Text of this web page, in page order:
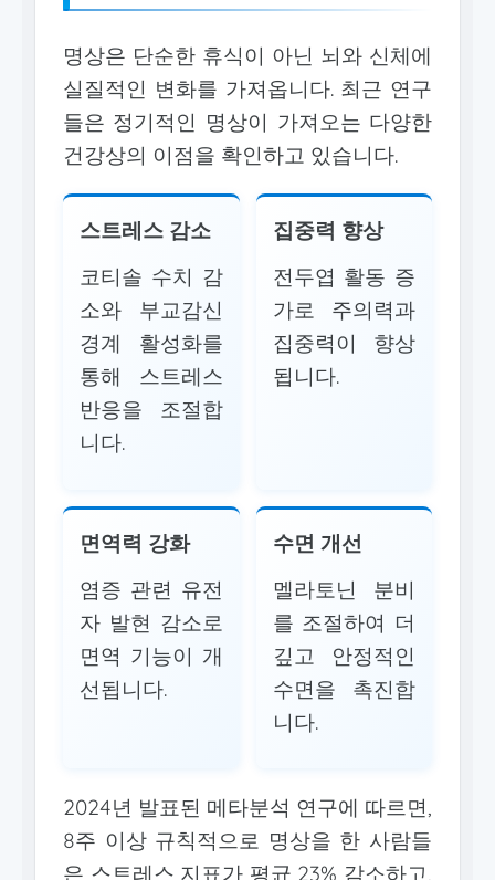
명상은 단순한 휴식이 아닌 뇌와 신체에
실질적인 변화를 가져옵니다. 최근 연구
들은 정기적인 명상이 가져오는 다양한
건강상의 이점을 확인하고 있습니다.
스트레스 감소
코티솔 수치 감
소와 부교감신
경계 활성화를
통해 스트레스
반응을 조절합
니다.
집중력 향상
전두엽 활동 증
가로 주의력과
집중력이 향상
됩니다.
면역력 강화
염증 관련 유전
자 발현 감소로
면역 기능이 개
선됩니다.
수면 개선
멜라토닌 분비
를 조절하여 더
깊고 안정적인
수면을 촉진합
니다.
2024년 발표된 메타분석 연구에 따르면,
8주 이상 규칙적으로 명상을 한 사람들
은 스트레스 지표가 평균 23% 감소하고,